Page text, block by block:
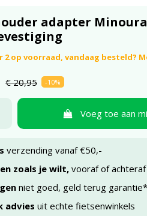
adapter Minoura
2 op voorraad, vandaag besteld?
€ 20,95 -10%
Voeg toe aan
verzending vanaf €50,-
zoals je wilt,vooraf of achteraf
niet goed, geld terug garantie*
advies uit echte fietsenwinkels